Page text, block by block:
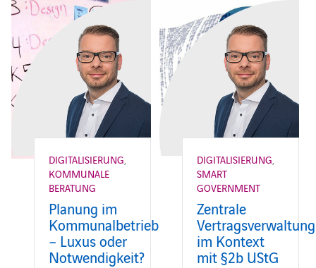
DIGITALISIERUNG,
KOMMUNALE
BERATUNG
Planung im
Kommunalbetrieb
– Luxus oder
Notwendigkeit?
DIGITALISIERUNG,
SMART
GOVERNMENT
Zentrale
Vertragsverwaltung
im Kontext
mit §2b UStG